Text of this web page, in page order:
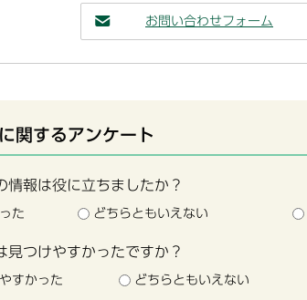
お問い合わせフォーム
関するアンケート
情報は役に立ちましたか？
た どちらともいえない
見つけやすかったですか？
すかった どちらともいえない